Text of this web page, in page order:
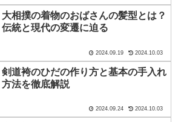
大相撲の着物のおばさんの髪型とは？
伝統と現代の変遷に迫る
2024.09.19 2024.10.03
剣道袴のひだの作り方と基本の手入れ
方法を徹底解説
2024.09.24 2024.10.03